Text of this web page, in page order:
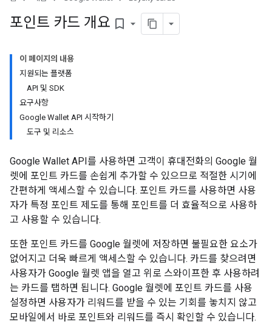
포인트 카드 개요 bookmark_border
이 페이지의 내용
지원되는 플랫폼
API 및 SDK
요구사항
Google Wallet API 시작하기
도구 및 리소스
Google Wallet API를 사용하면 고객이 휴대전화의 Google 월
렛에 포인트 카드를 손쉽게 추가할 수 있으므로 적절한 시기에
간편하게 액세스할 수 있습니다. 포인트 카드를 사용하면 사용
자가 특정 포인트 제도를 통해 포인트를 더 효율적으로 사용하
고 사용할 수 있습니다.
또한 포인트 카드를 Google 월렛에 저장하면 불필요한 요소가
없어지고 더욱 빠르게 액세스할 수 있습니다. 카드를 찾으려면
사용자가 Google 월렛 앱을 열고 위로 스와이프한 후 사용하려
는 카드를 탭하면 됩니다. Google 월렛에 포인트 카드를 사용
설정하면 사용자가 리워드를 받을 수 있는 기회를 놓치지 않고
모바일에서 바로 포인트와 리워드를 즉시 확인할 수 있습니다.